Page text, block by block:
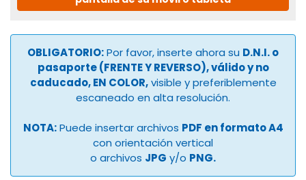
OBLIGATORIO:Por favor, inserte ahora su D.N.I. o
pasaporte (FRENTE Y REVERSO), válido y no
caducado, EN COLOR,visible y preferiblemente
escaneado en alta resolución.
NOTA:Puede insertar archivos PDF en formato A4
con orientación vertical
o archivos JPG y/o PNG.